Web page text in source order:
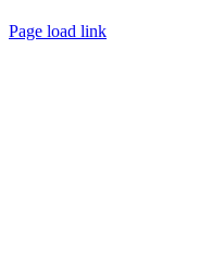
Page load link